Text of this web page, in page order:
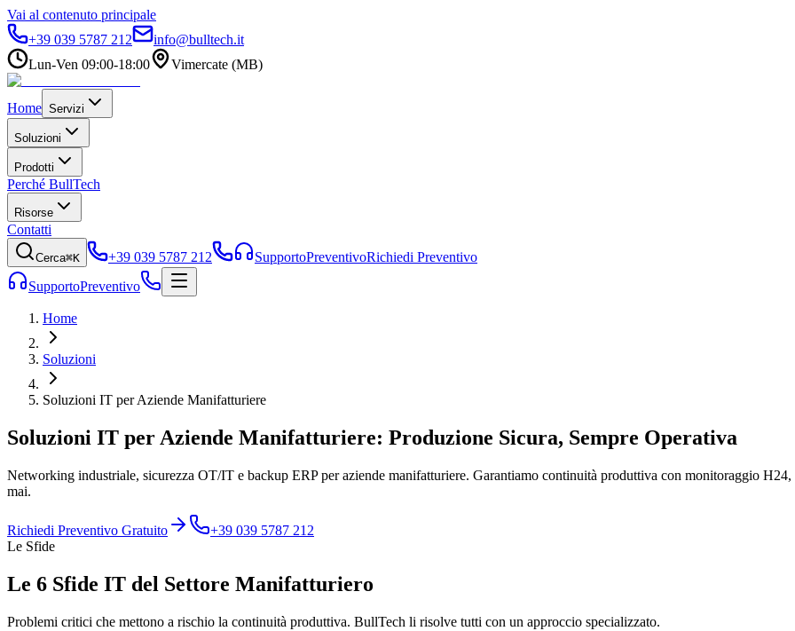
Vai al contenuto principale
+39 039 5787 212
info@bulltech.it
Lun-Ven 09:00-18:00
Vimercate (MB)
Home Servizi
Soluzioni
Prodotti
Perché BullTech
Risorse
Contatti
Cerca⌘K +39 039 5787 212 SupportoPreventivoRichiedi Preventivo
SupportoPreventivo
Home
Soluzioni
Soluzioni IT per Aziende Manifatturiere
Soluzioni IT per Aziende Manifatturiere: Produzione Sicura, Sempre Operativa
Networking industriale, sicurezza OT/IT e backup ERP per aziende manifatturiere. Garantiamo continuità produttiva con monitoraggio
mai.
Richiedi Preventivo Gratuito
+39 039 5787 212
Le Sfide
Le 6 Sfide IT del Settore Manifatturiero
Problemi critici che mettono a rischio la continuità produttiva. BullTech li risolve tutti con un approccio specializzato.